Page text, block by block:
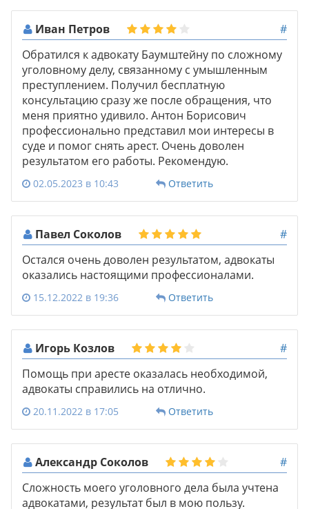
Иван Петров
#
Обратился к адвокату Баумштейну по сложному
уголовному делу, связанному с умышленным
преступлением. Получил бесплатную
консультацию сразу же после обращения, что
меня приятно удивило. Антон Борисович
профессионально представил мои интересы в
суде и помог снять арест. Очень доволен
результатом его работы. Рекомендую.
02.05.2023 в 10:43 Ответить
Павел Соколов
#
Остался очень доволен результатом, адвокаты
оказались настоящими профессионалами.
15.12.2022 в 19:36 Ответить
Игорь Козлов
#
Помощь при аресте оказалась необходимой,
адвокаты справились на отлично.
20.11.2022 в 17:05 Ответить
Александр Соколов
#
Сложность моего уголовного дела была учтена
адвокатами, результат был в мою пользу.